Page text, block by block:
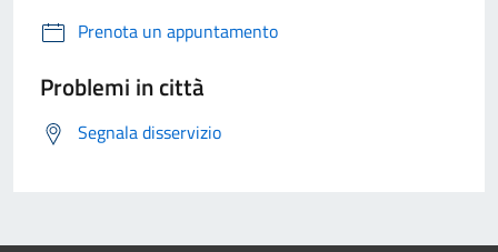
Prenota un appuntamento
Problemi in città
Segnala disservizio